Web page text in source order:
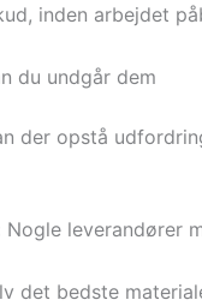
inden arbejdet
du undgår dem
der opstå
Nogle leverandører
det bedste